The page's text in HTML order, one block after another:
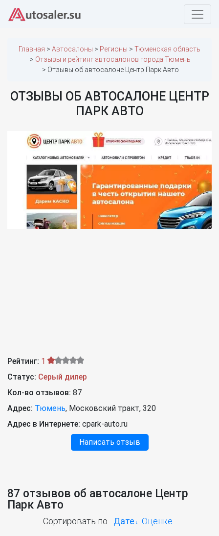
Главная Автосалоны Регионы
Тюменская область
Отзывы и рейтинг автосалонов города Тюмень
Отзывы об автосалоне Центр Парк Авто
ОТЗЫВЫ ОБ АВТОСАЛОНЕ ЦЕНТР
ПАРК АВТО
Рейтинг: 1
Статус: Серый дилер
Кол-во отзывов: 87
Адрес: Тюмень, Московский тракт, 320
Адрес в Интернете: cpark-auto.ru
Написать отзыв
87 отзывов об автосалоне Центр
Парк Авто
Сортировать по Дате Оценке